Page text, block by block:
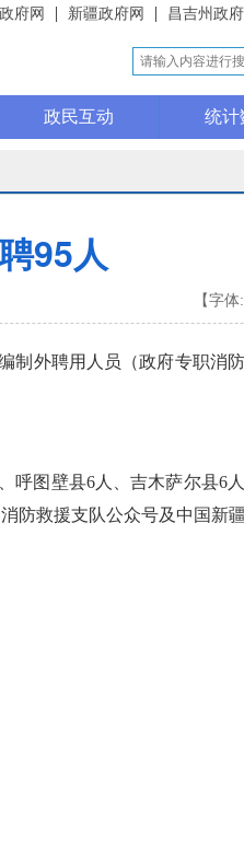
府网 新疆政府网 昌吉州政府
政民互动 统计
95人
【字体:
外聘用人员（政府专职消
图壁县6人、吉木萨尔县6
防救援支队公众号及中国新